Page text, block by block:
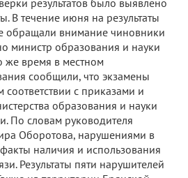
В течение июня на результаты
обращали внимание чиновники
министр образования и науки
же время в местном
сообщили, что экзамены
соответствии с приказами и
образования и науки
По словам руководителя
Оборотова, нарушениями в
наличия и использования
Результаты пяти нарушителей